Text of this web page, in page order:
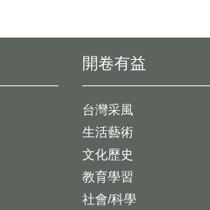
開卷有益
台灣采風
生活藝術
文化歷史
教育學習
社會/科學